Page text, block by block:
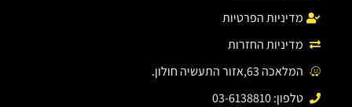
מדיניות הפרטיות
מדיניות החזרות
המלאכה 63,אזור התעשיה חולון.
טלפון: 03-6138810